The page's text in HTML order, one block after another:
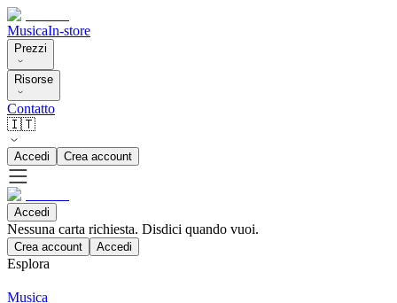
MusicaIn-store
Prezzi
Risorse
Contatto
🇮🇹
Accedi Crea account
Accedi
Nessuna carta richiesta. Disdici quando vuoi.
Crea account Accedi
Esplora
Musica